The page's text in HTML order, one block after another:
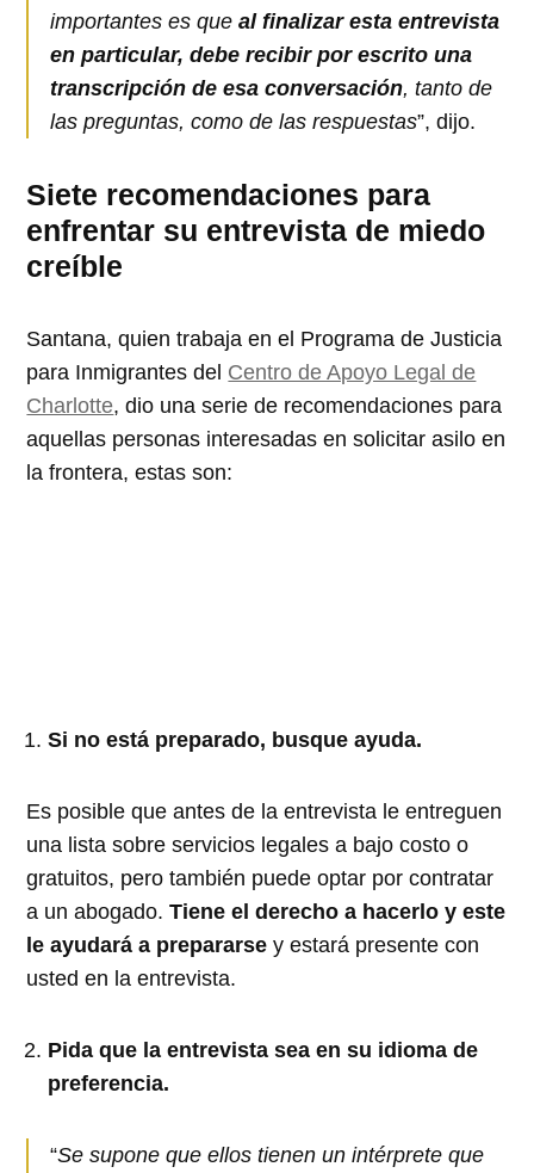
importantes es queal finalizar esta entrevista
en particular, debe recibir por escrito una
transcripción de esa conversación, tanto de
las preguntas, como de las respuestas”, dijo.
Siete recomendaciones para
enfrentar su entrevista de miedo
creíble
Santana, quien trabaja en el Programa de Justicia
para Inmigrantes del Centro de Apoyo Legal de
Charlotte, dio una serie de recomendaciones para
aquellas personas interesadas en solicitar asilo en
la frontera, estas son:
Si no está preparado, busque ayuda.
Es posible que antes de la entrevista le entreguen
una lista sobre servicios legales a bajo costo o
gratuitos, pero también puede optar por contratar
a un abogado.Tiene el derecho a hacerlo y este
le ayudará a prepararse y estará presente con
usted en la entrevista.
Pida que la entrevista sea en su idioma de
preferencia.
“Se supone que ellos tienen un intérprete que